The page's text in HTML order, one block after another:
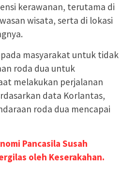
kerawanan, terutama di
wisata, serta di lokasi
masyarakat untuk tidak
roda dua untuk
melakukan perjalanan
data Korlantas,
roda dua mencapai
Pancasila Susah
oleh Keserakahan.